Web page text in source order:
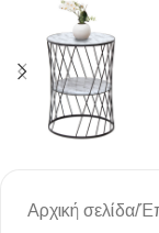
Αρχική σελίδα/